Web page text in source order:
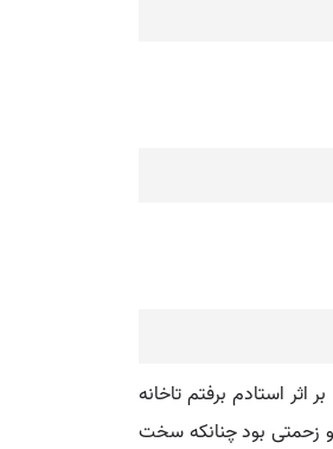
استادم برفتم تاخانه
و زحمتی بود چنانکه سخت